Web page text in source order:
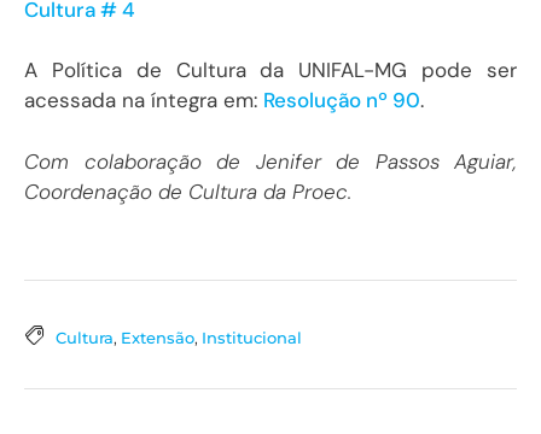
Cultura # 4
A Política de Cultura da UNIFAL-MG pode ser
acessada na íntegra em: Resolução nº 90.
Com colaboração de Jenifer de Passos Aguiar,
Coordenação de Cultura da Proec.
Cultura, Extensão, Institucional